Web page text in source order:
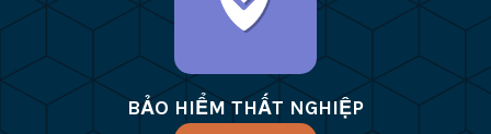
BẢO HIỂM THẤT NGHIỆP